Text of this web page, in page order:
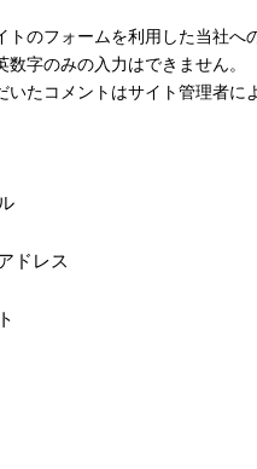
トのフォームを利用した当社へ
数字のみの入力はできません。
いたコメントはサイト管理者に
ドレス